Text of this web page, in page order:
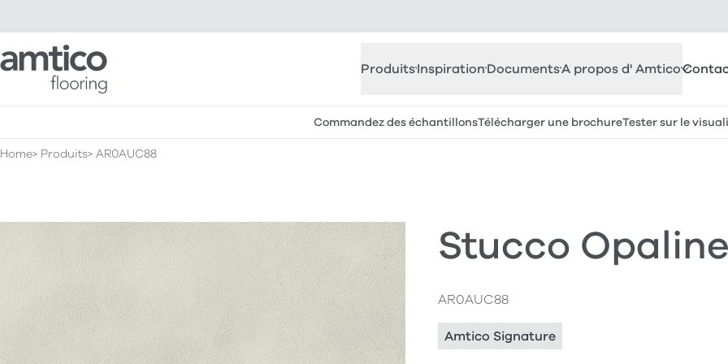
Amtico Flooring
ProduitsInspirationDocumentsA propos d' Amtico
Commandez des échantillonsTélécharger une brochureTester sur le
Home Produits AR0AUC88
Stucco Opaline
AR0AUC88
Amtico Signature